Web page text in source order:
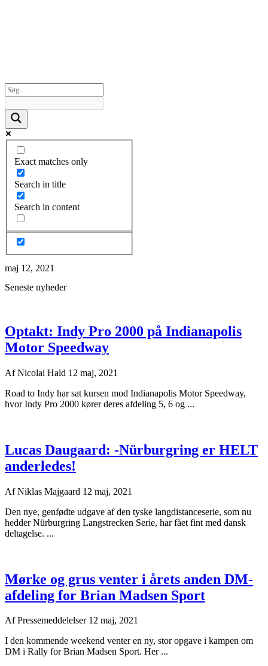
Exact matches only
Search in title
Search in content
maj 12, 2021
Seneste nyheder
Optakt: Indy Pro 2000 på Indianapolis
Motor Speedway
AfNicolai Hald 12 maj, 2021
Road to Indy har sat kursen mod Indianapolis Motor Speedway,
hvor Indy Pro 2000 kører deres afdeling 5, 6 og ...
Lucas Daugaard: -Nürburgring er HELT
anderledes!
AfNiklas Majgaard 12 maj, 2021
Den nye, genfødte udgave af den tyske langdistanceserie, som nu
hedder Nürburgring Langstrecken Serie, har fået fint med dansk
deltagelse. ...
Mørke og grus venter i årets anden DM-
afdeling for Brian Madsen Sport
AfPressemeddelelser 12 maj, 2021
I den kommende weekend venter en ny, stor opgave i kampen om
DM i Rally for Brian Madsen Sport. Her ...